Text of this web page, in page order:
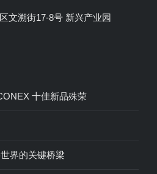
文溯街17-8号 新兴产业园
十佳新品殊荣
界的关键桥梁